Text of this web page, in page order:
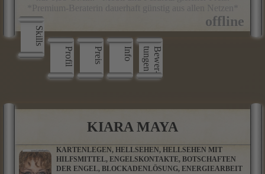
Skills
Profil
Preis Info B
e
w
e
r
­
t
u
n
g
e
n
KIARA MAYA
KARTENLEGEN, HELLSEHEN, HELLSEHEN MIT
HILFSMITTEL, ENGELSKONTAKTE, BOTSCHAFTEN
DER ENGEL, BLOCKADENLÖSUNG, ENERGIEARBEIT